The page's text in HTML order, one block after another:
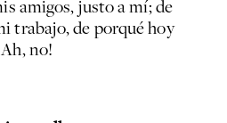
amigos, justo a mí; de
trabajo, de porqué hoy
no!